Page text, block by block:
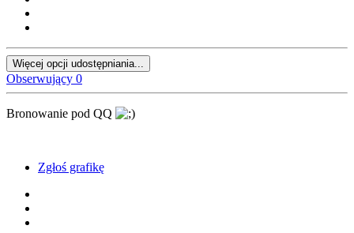
Więcej opcji udostępniania...
Obserwujący 0
Bronowanie pod QQ
Zgłoś grafikę